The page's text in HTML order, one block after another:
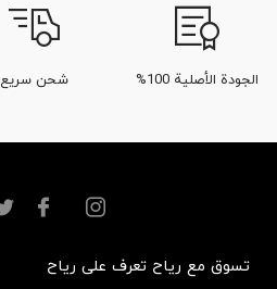
الجودة الأصلية 100% شحن سريع
تسوق مع رياح تعرف على رياح